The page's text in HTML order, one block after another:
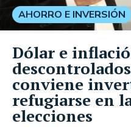
AHORRO E INVERSIÓN
Dólar e
conviene
refugiarse en
elecciones